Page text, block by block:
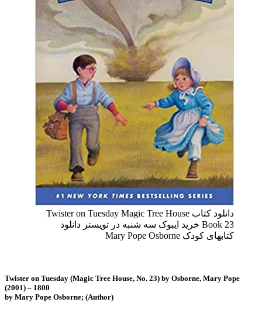
دانلود کتاب Twister on Tuesday Magic Tree House
Book 23 خرید ایبوک سه شنبه در تویستر دانلود
کتابهای کودک Mary Pope Osborne
Twister on Tuesday (Magic Tree House, No. 23) by Osborne, Mary Pope
(2001) – 1800
by Mary Pope Osborne; (Author)